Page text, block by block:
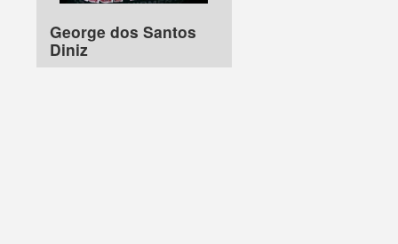
George dos Santos
Diniz